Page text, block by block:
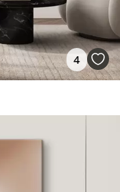
4